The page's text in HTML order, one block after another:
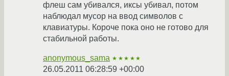
флеш сам убивался, иксы убивал, потом
наблюдал мусор на ввод символов с
клавиатуры. Короче пока оно не готово для
стабильной работы.
anonymous_sama ★★★★★
26.05.2011 06:28:59 +00:00